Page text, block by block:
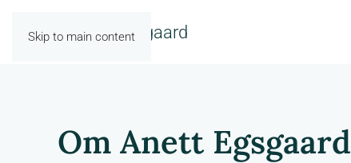
Skip to main content
Om Anett Egsgaard